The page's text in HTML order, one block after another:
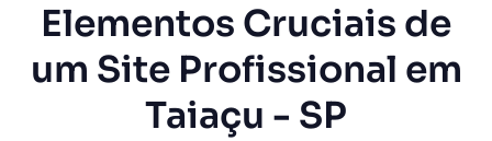
Elementos Cruciais de
um Site Profissional em
Taiaçu - SP